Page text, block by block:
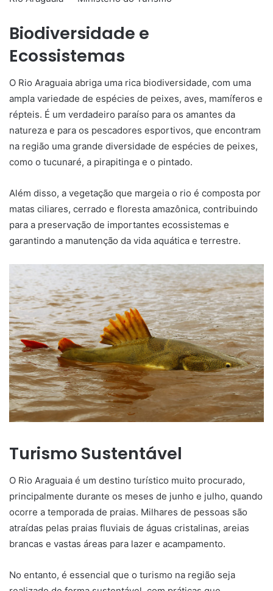
Biodiversidade e
Ecossistemas
O Rio Araguaia abriga uma rica biodiversidade, com uma
ampla variedade de espécies de peixes, aves, mamíferos e
répteis. É um verdadeiro paraíso para os amantes da
natureza e para os pescadores esportivos, que encontram
na região uma grande diversidade de espécies de peixes,
como o tucunaré, a pirapitinga e o pintado.
Além disso, a vegetação que margeia o rio é composta por
matas ciliares, cerrado e floresta amazônica, contribuindo
para a preservação de importantes ecossistemas e
garantindo a manutenção da vida aquática e terrestre.
Turismo Sustentável
O Rio Araguaia é um destino turístico muito procurado,
principalmente durante os meses de junho e julho, quando
ocorre a temporada de praias. Milhares de pessoas são
atraídas pelas praias fluviais de águas cristalinas, areias
brancas e vastas áreas para lazer e acampamento.
No entanto, é essencial que o turismo na região seja